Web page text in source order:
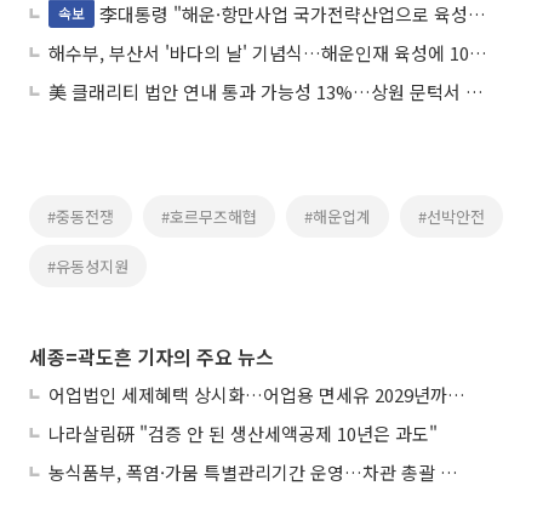
속보
李대통령 "해운·항만사업 국가전략산업으로 육성…해운 공급망 구축"
해수부, 부산서 '바다의 날' 기념식…해운인재 육성에 100억 지원
美 클래리티 법안 연내 통과 가능성 13%…상원 문턱서 제동
#중동전쟁 #호르무즈해협 #해운업계 #선박안전
#유동성지원
세종=곽도흔 기자의 주요 뉴스
어업법인 세제혜택 상시화…어업용 면세유 2029년까지 연장
나라살림硏 "검증 안 된 생산세액공제 10년은 과도"
농식품부, 폭염·가뭄 특별관리기간 운영…차관 총괄 대응체계 격상